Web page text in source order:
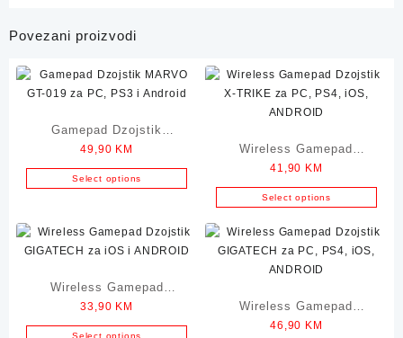
Povezani proizvodi
Gamepad Dzojstik
MARVO GT-019 za PC,
PS3 i Android
49,90 KM
Select options
Wireless Gamepad
Dzojstik X-TRIKE za PC,
PS4, iOS, ANDROID
41,90 KM
Select options
Wireless Gamepad
Dzojstik GIGATECH za
iOS i ANDROID
33,90 KM
Select options
Wireless Gamepad
Dzojstik GIGATECH za
46,90 KM